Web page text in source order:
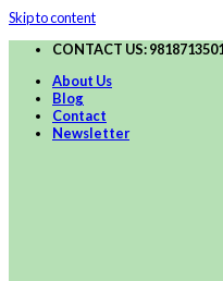
Skip to content
CONTACT US:
About Us
Blog
Contact
Newsletter